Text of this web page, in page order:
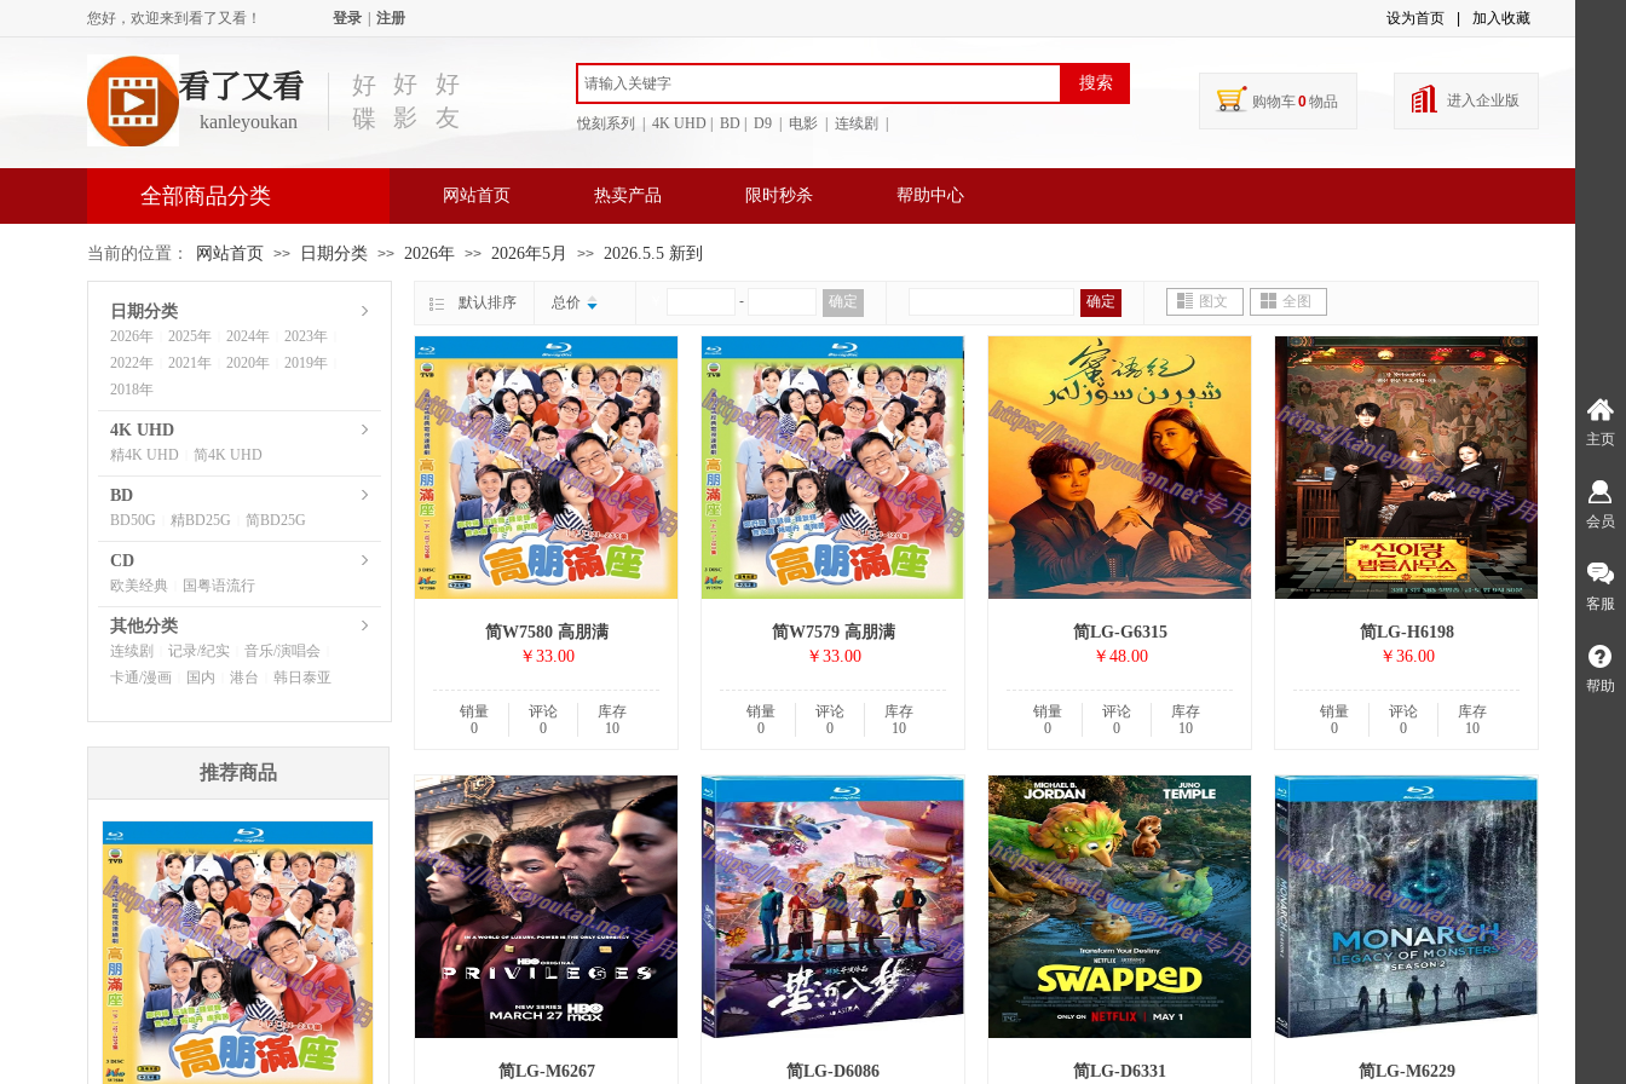
您好，欢迎来到看了又看！ 登录 注册 设为首页 加入收藏
好
碟
好
影
好
友
悅刻系列 | 4K UHD | BD | D9 | 电影 | 连续剧 |
购物车0物品 进入企业版
看了又看
kanleyoukan
搜索
全部商品分类 网站首页 热卖产品 限时秒杀 帮助中心
当前的位置： 网站首页 >> 日期分类 >> 2026年 >> 2026年5月 >> 2026.5.5 新到
默认排序 总价 - 确定 确定 图文 全图
简W7580 高朋满
￥33.00
销量
0
评论
0
库存
10
简W7579 高朋满
￥33.00
销量
0
评论
0
库存
10
简LG-G6315
￥48.00
销量
0
评论
0
库存
10
简LG-H6198
￥36.00
销量
0
评论
0
库存
10
简LG-M6267 简LG-D6086 简LG-D6331 简LG-M6229
日期分类
2026年 2025年 2024年 2023年
2022年 2021年 2020年 2019年
2018年
4K UHD
精4K UHD 简4K UHD
BD
BD50G 精BD25G 简BD25G
CD
欧美经典 国粤语流行
其他分类
连续剧 记录/纪实 音乐/演唱会
卡通/漫画 国内 港台 韩日泰亚
推荐商品
主页
会员
客服
帮助